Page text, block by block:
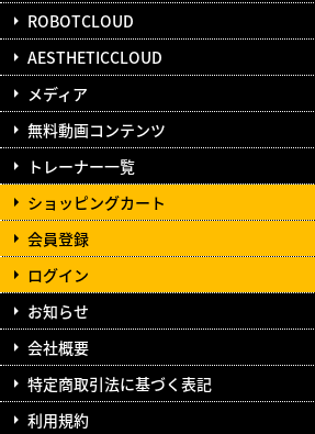
ROBOTCLOUD
AESTHETICCLOUD
メディア
無料動画コンテンツ
トレーナー一覧
ショッピングカート
会員登録
ログイン
お知らせ
会社概要
特定商取引法に基づく表記
利用規約